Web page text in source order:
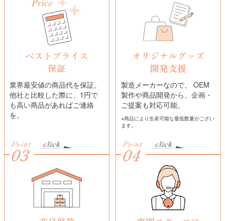
ベストプライス
保証
業界最安値の商品代を保証。
他社と比較した際に、1円で
も高い商品があればご連絡
を。
オリジナルグッズ
開発支援
製造メーカーなので、 OEM
製作や商品開発から、企画・
ご提案も対応可能。
※商品により生産可能な最低数量がござい
ます。
Point
03 Point
04